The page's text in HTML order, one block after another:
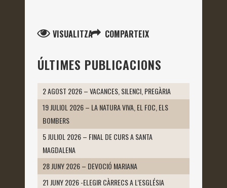
VISUALITZA COMPARTEIX
ÚLTIMES PUBLICACIONS
2 AGOST 2026 – VACANCES, SILENCI, PREGÀRIA
19 JULIOL 2026 – LA NATURA VIVA, EL FOC, ELS
BOMBERS
5 JULIOL 2026 – FINAL DE CURS A SANTA
MAGDALENA
28 JUNY 2026 – DEVOCIÓ MARIANA
21 JUNY 2026 -ELEGIR CÀRRECS A L’ESGLÉSIA